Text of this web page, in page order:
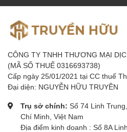
bối cảnh quay phim ngoài trời. Núm
thể
Độ trung thực màu sắc xuất sắc
Chỉ số CRI 96+ của đèn giúp tái hiện
sinh động và trung thực. Công nghệ
duy trì độ chính xác về màu sắc
CÔNG TY TNHH THƯƠNG MẠI
(MÃ SỐ THUẾ 0316693738)
Cấp ngày 25/01/2021 tại CC thuế
Đại diện: NGUYỄN HỮU TRUYỀN
Trụ sở chính: Số 74 Linh
Chí Minh, Việt Nam
Địa điểm kinh doanh : Số 8A